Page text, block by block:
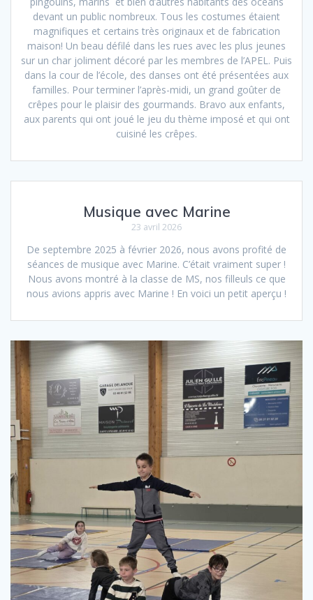
devant un public nombreux. Tous les costumes étaient
magnifiques et certains très originaux et de fabrication
maison! Un beau défilé dans les rues avec les plus jeunes
sur un char joliment décoré par les membres de l’APEL. Puis
dans la cour de l’école, des danses ont été présentées aux
familles. Pour terminer l’après-midi, un grand goûter de
crêpes pour le plaisir des gourmands. Bravo aux enfants,
aux parents qui ont joué le jeu du thème imposé et qui ont
cuisiné les crêpes.
Musique avec Marine
23 avril 2026
De septembre 2025 à février 2026, nous avons profité de
séances de musique avec Marine. C’était vraiment super !
Nous avons montré à la classe de MS, nos filleuls ce que
nous avions appris avec Marine ! En voici un petit aperçu !